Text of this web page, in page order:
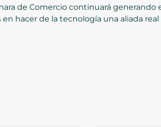
de Comercio continuará generando
hacer de la tecnología una aliada real